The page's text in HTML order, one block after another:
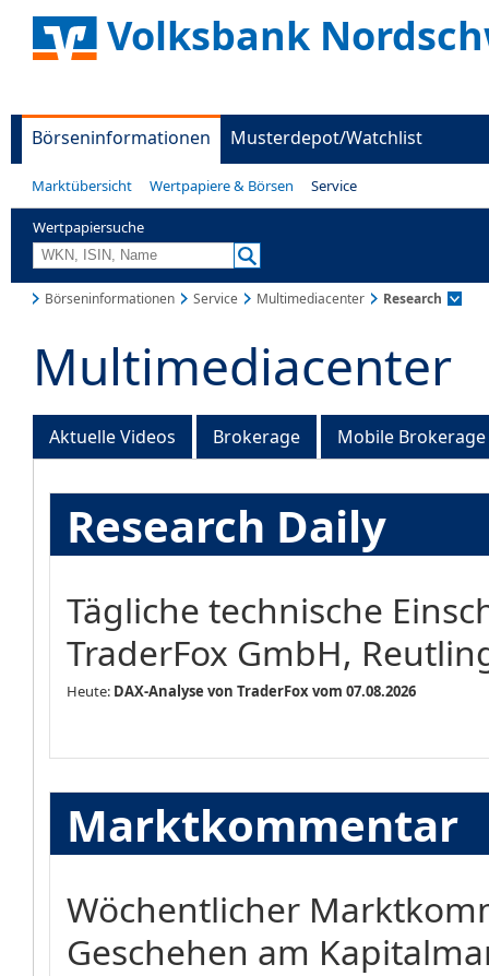
Volksbank
Börseninformationen Musterdepot/Watchlist
Marktübersicht Wertpapiere & Börsen Service
Wertpapiersuche
Börseninformationen Service Multimediacenter Research
Multimediacenter
Aktuelle Videos Brokerage Mobile Brokerage
Research Daily
Tägliche technische
TraderFox GmbH,
Heute: DAX-Analyse von TraderFox vom 07.08.2026
Marktkommentar
Wöchentlicher
Geschehen am